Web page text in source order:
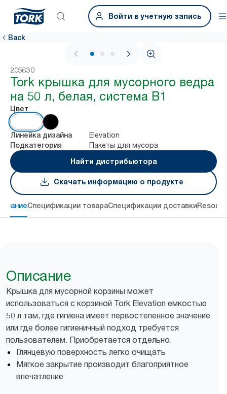
Войти в учетную запись
Back
1 / 3
205630
Tork крышка для мусорного ведра
на 50 л, белая, система В1
Цвет
Линейка дизайна Elevation
Подкатегория
Пакеты для мусора
Найти дистрибьютора
Скачать информацию о продукте
Спецификации товараСпецификации доставки
Описание
Крышка для мусорной корзины может
использоваться с корзиной Tork Elevation емкостью
50 л там, где гигиена имеет первостепенное значение
или где более гигиеничный подход требуется
пользователем. Приобретается отдельно.
Глянцевую поверхность легко очищать
Мягкое закрытие производит благоприятное
впечатление